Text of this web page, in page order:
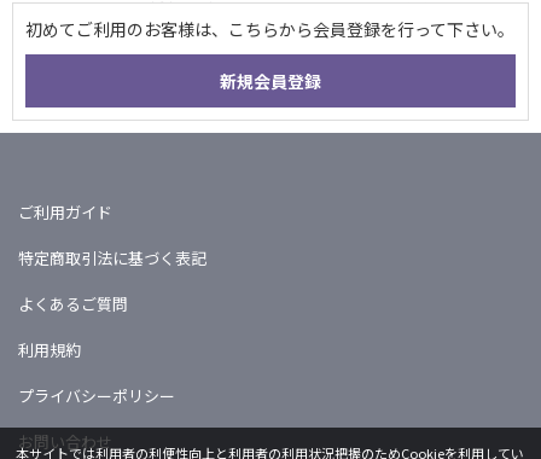
ご利用ガイド
特定商取引法に基づく表記
よくあるご質問
利用規約
プライバシーポリシー
お問い合わせ
本サイトでは利用者の利便性向上と利用者の利用状況把握のためCookieを利用してい